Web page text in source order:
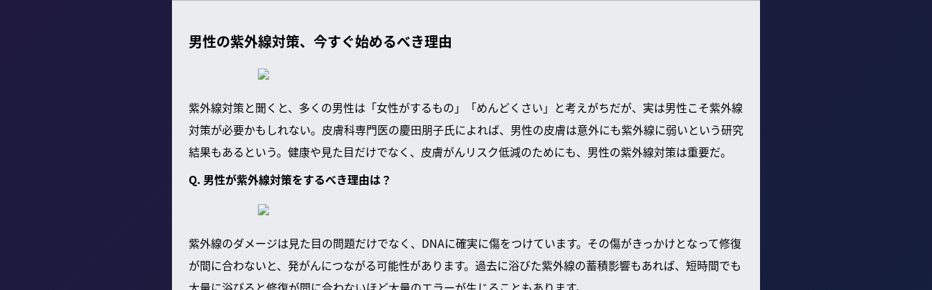
男性の紫外線対策、今すぐ始めるべき理由
紫外線対策と聞くと、多くの男性は「女性がするもの」「めんどくさい」と考えがちだが、実は男性こそ紫外線
対策が必要かもしれない。皮膚科専門医の慶田朋子氏によれば、男性の皮膚は意外にも紫外線に弱いという研究
結果もあるという。健康や見た目だけでなく、皮膚がんリスク低減のためにも、男性の紫外線対策は重要だ。
Q. 男性が紫外線対策をするべき理由は？
紫外線のダメージは見た目の問題だけでなく、DNAに確実に傷をつけています。その傷がきっかけとなって修復
が間に合わないと、発がんにつながる可能性があります。過去に浴びた紫外線の蓄積影響もあれば、短時間でも